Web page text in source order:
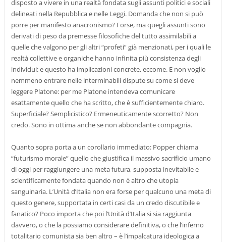
disposto a vivere in una realtà fondata sugli assunti politici e sociali
delineati nella Repubblica e nelle Leggi. Domanda che non si può
porre per manifesto anacronismo? Forse, ma quegli assunti sono
derivati di peso da premesse filosofiche del tutto assimilabili a
quelle che valgono per gli altri “profeti” già menzionati, per i quali le
realtà collettive e organiche hanno infinita più consistenza degli
individui: e questo ha implicazioni concrete, eccome. E non voglio
nemmeno entrare nelle interminabili dispute su come si deve
leggere Platone: per me Platone intendeva comunicare
esattamente quello che ha scritto, che è sufficientemente chiaro.
Superficiale? Semplicistico? Ermeneuticamente scorretto? Non
credo. Sono in ottima anche se non abbondante compagnia.
Quanto sopra porta a un corollario immediato: Popper chiama
“futurismo morale” quello che giustifica il massivo sacrificio umano
di oggi per raggiungere una meta futura, supposta inevitabile e
scientificamente fondata quando non è altro che utopia
sanguinaria. L’Unità d’Italia non era forse per qualcuno una meta di
questo genere, supportata in certi casi da un credo discutibile e
fanatico? Poco importa che poi l’Unità d’Italia si sia raggiunta
davvero, o che la possiamo considerare definitiva, o che l’inferno
totalitario comunista sia ben altro – è l’impalcatura ideologica a